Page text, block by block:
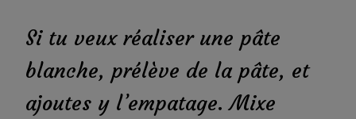
Si tu veux réaliser une pâte
blanche, prélève de la pâte, et
ajoutes y l’empatage. Mixe